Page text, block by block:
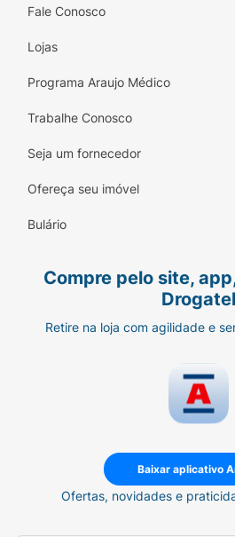
Fale Conosco
Lojas
Programa Araujo Médico
Trabalhe Conosco
Seja um fornecedor
Ofereça seu imóvel
Bulário
Compre pelo site,
Drogatel
Retire na loja com agilidade e
Baixar aplicativo
Ofertas, novidades e